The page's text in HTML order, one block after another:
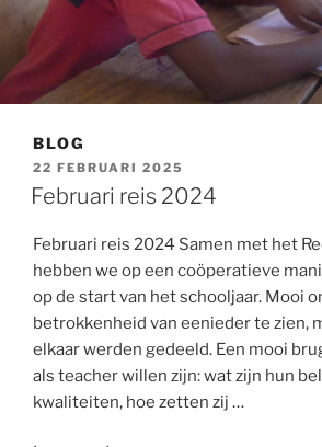
BLOG
GEPLAATST
OP
22 FEBRUARI 2025
Februari reis 2024
Februari reis 2024 Samen met het
hebben we op een coöperatieve
op de start van het schooljaar. Mooi
betrokkenheid van eenieder te zien,
elkaar werden gedeeld. Een mooi
als teacher willen zijn: wat zijn hun
kwaliteiten, hoe zetten zij …